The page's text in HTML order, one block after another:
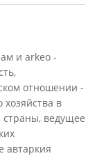
и arkeo -
отношении -
в
страны, ведущее
автаркия